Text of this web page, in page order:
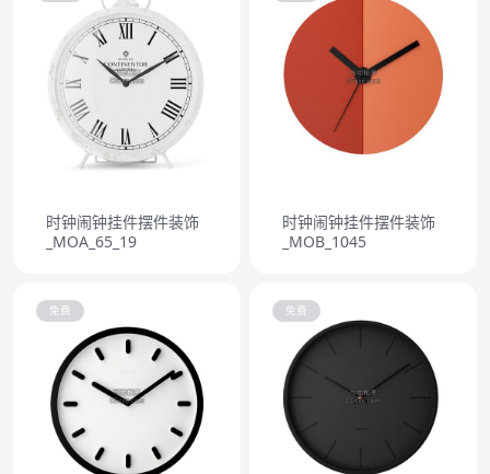
时钟闹钟挂件摆件装饰
_MOA_65_19
时钟闹钟挂件摆件装饰
_MOB_1045
免费 免费